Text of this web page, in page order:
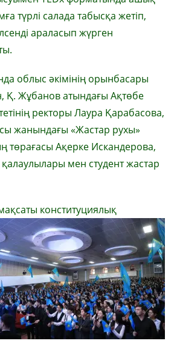
түрлі салада табысқа жетіп,
араласып жүрген
облыс әкімінің орынбасары
Қ. Жұбанов атындағы Ақтөбе
ректоры Лаура Қарабасова,
жанындағы «Жастар рухы»
төрағасы Ақерке Искандерова,
мен студент жастар
конституциялық